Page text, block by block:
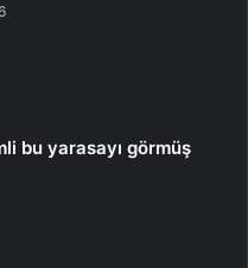
bu yarasayı görmüş